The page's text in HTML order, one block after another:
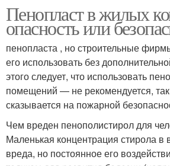
Пенопласт в жилых
опасность или
пенопласта , но строительные
его использовать без
этого следует, что использовать
помещений — не рекомендуется, так
сказывается на пожарной
Чем вреден пенополистирол для
Маленькая концентрация стирола в
вреда, но постоянное его